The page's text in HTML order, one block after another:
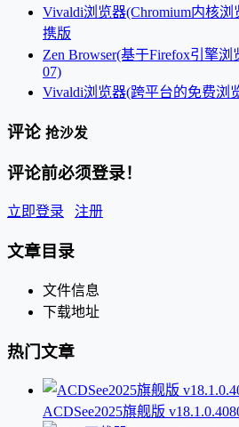
Vivaldi浏览器(Chromium内核浏
携版
Zen Browser(基于Firefox引擎浏
07)
Vivaldi浏览器(跨平台的免费浏
评论 抢沙发
评论前必须登录！
立即登录 注册
文章目录
文件信息
下载地址
热门文章
ACDSee2025旗舰版